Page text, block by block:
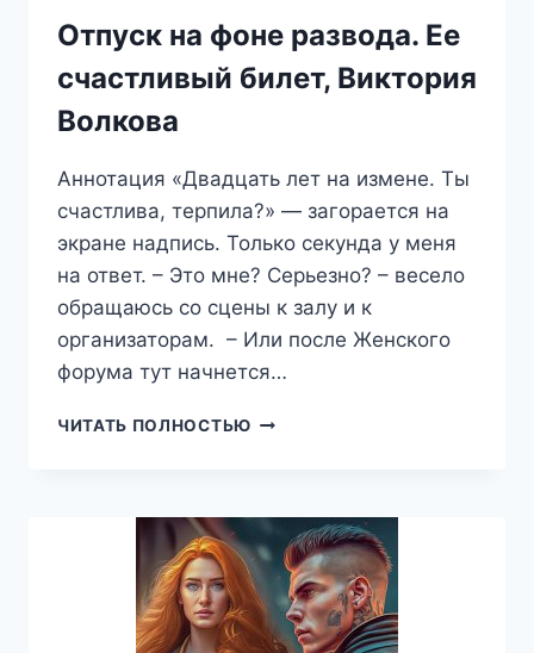
Отпуск на фоне развода. Ее
счастливый билет, Виктория
Волкова
Аннотация «Двадцать лет на измене. Ты
счастлива, терпила?» — загорается на
экране надпись. Только секунда у меня
на ответ. – Это мне? Серьезно? – весело
обращаюсь со сцены к залу и к
организаторам. – Или после Женского
форума тут начнется…
ЧИТАТЬ ПОЛНОСТЬЮ ОТПУСК
ЕЕ
СЧАСТЛИВЫЙ
БИЛЕТ,
ВИКТОРИЯ
ВОЛКОВА